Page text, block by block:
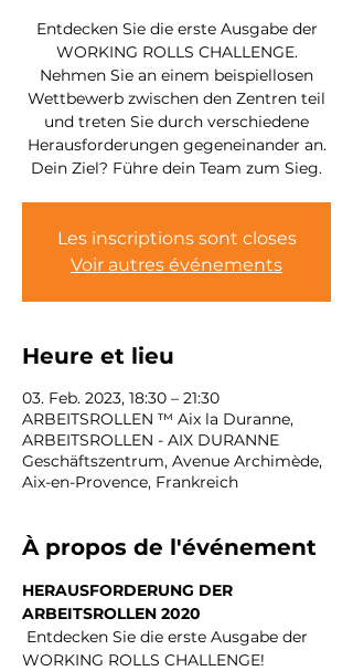
Entdecken Sie die erste Ausgabe der
WORKING ROLLS CHALLENGE.
Nehmen Sie an einem beispiellosen
Wettbewerb zwischen den Zentren teil
und treten Sie durch verschiedene
Herausforderungen gegeneinander an.
Dein Ziel? Führe dein Team zum Sieg.
Les inscriptions sont closes
Voir autres événements
Heure et lieu
03. Feb. 2023, 18:30 – 21:30
ARBEITSROLLEN ™ Aix la Duranne,
ARBEITSROLLEN - AIX DURANNE
Geschäftszentrum, Avenue Archimède,
Aix-en-Provence, Frankreich
À propos de l'événement
HERAUSFORDERUNG DER
ARBEITSROLLEN 2020
WORKING ROLLS CHALLENGE!